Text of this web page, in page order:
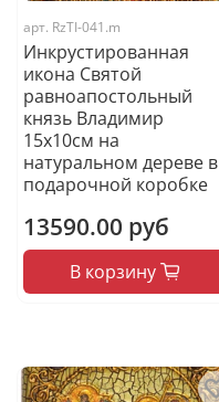
арт. RzTI-041.m
Инкрустированная
икона Святой
равноапостольный
князь Владимир
15х10см на
натуральном дереве в
подарочной коробке
13590.00 руб
В корзину